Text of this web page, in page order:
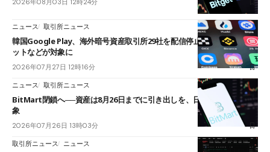
2026年08月03日 12時24分
ニュース 取引所ニュース
韓国Google Play、海外暗号資産取引所29社を配信停止──OKXやバイビ
ットなどが対象に
2026年07月27日 12時16分
ニュース 取引所ニュース
BitMart閉鎖へ──資産は8月26日までに引き出しを、日本人利用者も対
象
2026年07月26日 13時03分
取引所ニュース ニュース